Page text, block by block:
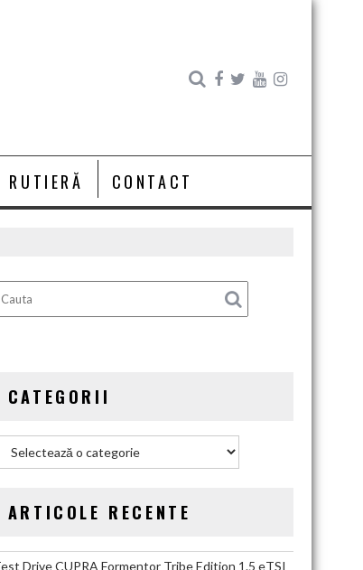
RUTIERĂ CONTACT
CATEGORII
ARTICOLE RECENTE
Drive CUPRA Formentor Tribe Edition 1.5 eTSI